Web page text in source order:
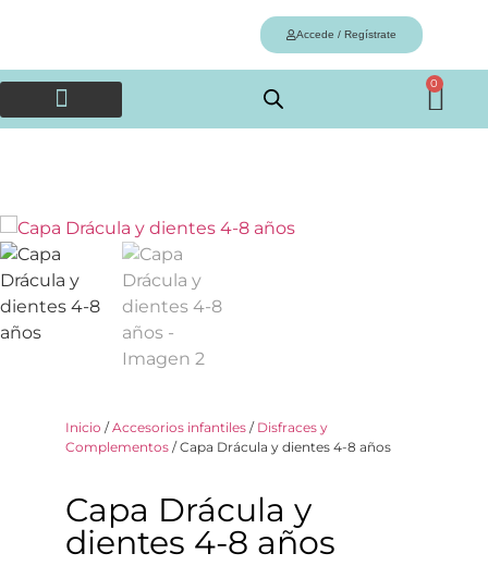
Accede / Regístrate
0
Inicio /Accesorios infantiles / Disfraces y
Complementos / Capa Drácula y dientes 4-8 años
Capa Drácula y
dientes 4-8 años